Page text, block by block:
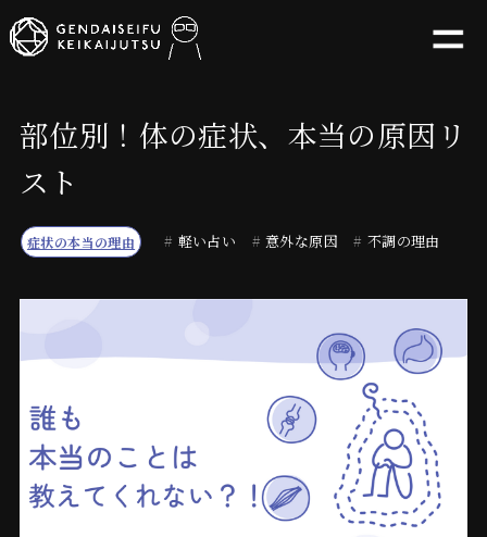
部位別！体の症状、本当の原因リ
スト
症状の本当の理由 # 軽い占い # 意外な原因 # 不調の理由